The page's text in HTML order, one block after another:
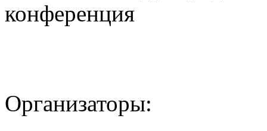
конференция
Организаторы: